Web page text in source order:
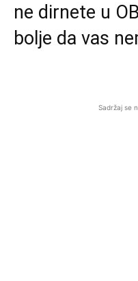
ne dirnete u
bolje da vas
Sadržaj se